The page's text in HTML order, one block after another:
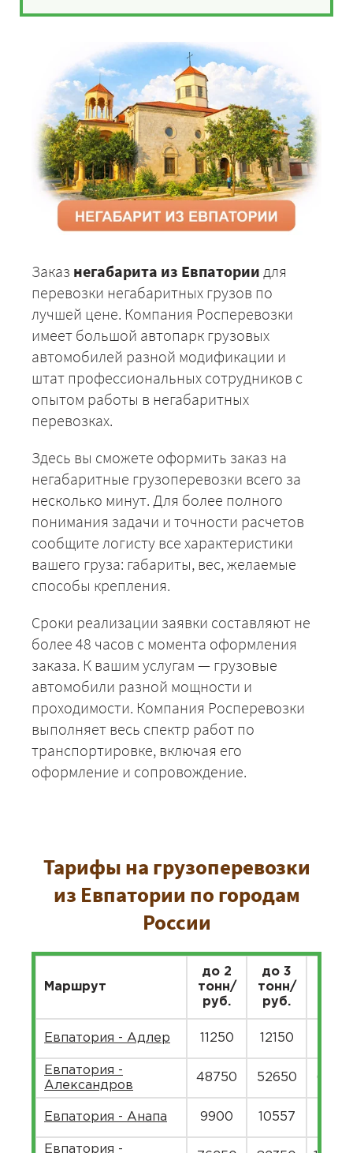
Заказ негабарита из Евпатории для
перевозки негабаритных грузов по
лучшей цене. Компания Росперевозки
имеет большой автопарк грузовых
автомобилей разной модификации и
штат профессиональных сотрудников с
опытом работы в негабаритных
перевозках.
Здесь вы сможете оформить заказ на
негабаритные грузоперевозки всего за
несколько минут. Для более полного
понимания задачи и точности расчетов
сообщите логисту все характеристики
вашего груза: габариты, вес, желаемые
способы крепления.
Сроки реализации заявки составляют не
более 48 часов с момента оформления
заказа. К вашим услугам — грузовые
автомобили разной мощности и
проходимости. Компания Росперевозки
выполняет весь спектр работ по
транспортировке, включая его
оформление и сопровождение.
Тарифы на грузоперевозки
из Евпатории по городам
России
Маршрут
до 2
тонн/
руб.
до 3
тонн/
руб.
Евпатория - Адлер 11250 12150
Евпатория -
Александров
48750 52650
Евпатория - Анапа 9900 10557
Евпатория -